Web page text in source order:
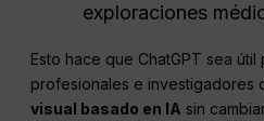
exploraciones
Esto hace que ChatGPT sea útil
profesionales e investigadores
visual basado en IA sin